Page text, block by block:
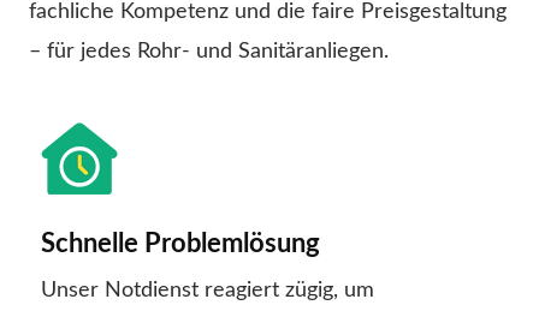
fachliche Kompetenz und die faire Preisgestaltung
– für jedes Rohr- und Sanitäranliegen.
Schnelle Problemlösung
Unser Notdienst reagiert zügig, um